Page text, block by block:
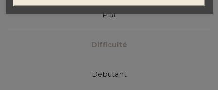
Plat
Difficulté
Débutant